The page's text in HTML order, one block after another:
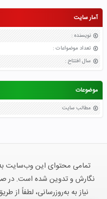
آمار سایت
نویسنده :
تعداد موضواعات :
سال افتتاح :
موضوعات
مطالب سایت
تمامی محتوای این وب‌سایت
نگارش و تدوین شده است. در
نیاز به به‌روزرسانی، لطفاً از